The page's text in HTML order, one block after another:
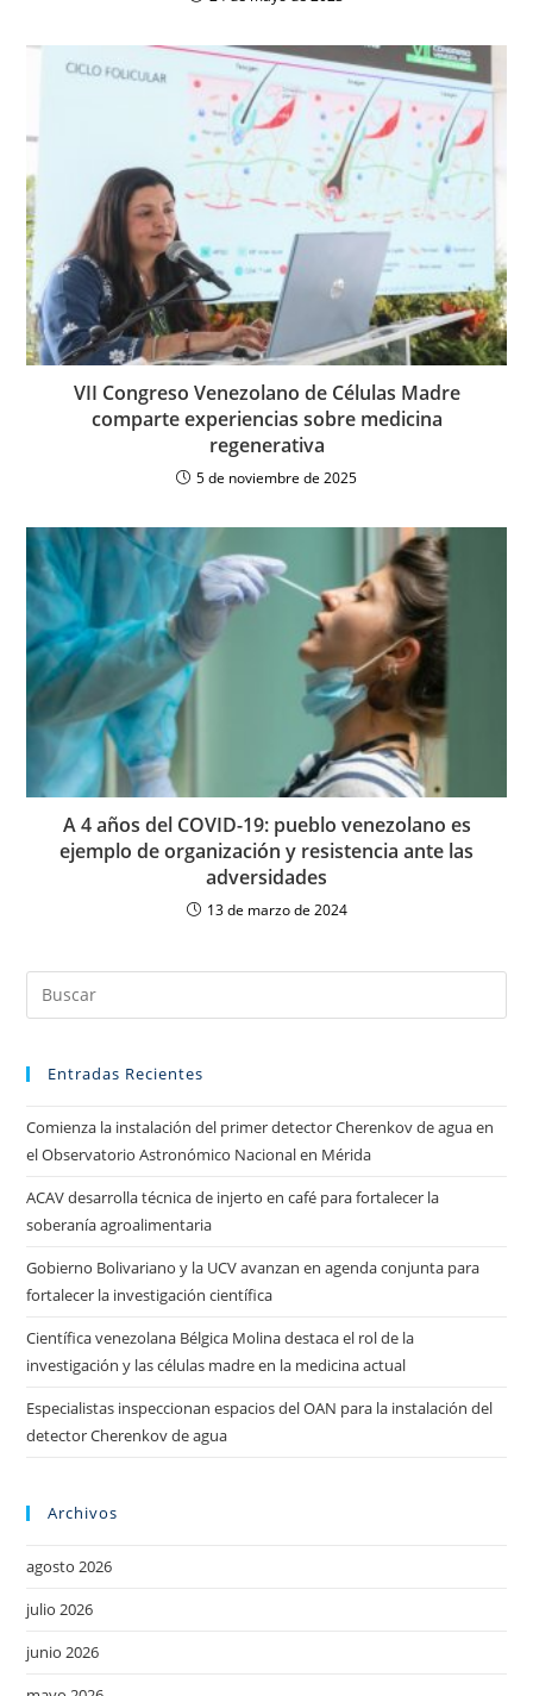
VII Congreso Venezolano de Células Madre
comparte experiencias sobre medicina
regenerativa
5 de noviembre de 2025
A 4 años del COVID-19: pueblo venezolano es
ejemplo de organización y resistencia ante las
adversidades
13 de marzo de 2024
Entradas Recientes
Comienza la instalación del primer detector Cherenkov de agua en
el Observatorio Astronómico Nacional en Mérida
ACAV desarrolla técnica de injerto en café para fortalecer la
soberanía agroalimentaria
Gobierno Bolivariano y la UCV avanzan en agenda conjunta para
fortalecer la investigación científica
Científica venezolana Bélgica Molina destaca el rol de la
investigación y las células madre en la medicina actual
Especialistas inspeccionan espacios del OAN para la instalación del
detector Cherenkov de agua
Archivos
agosto 2026
julio 2026
junio 2026